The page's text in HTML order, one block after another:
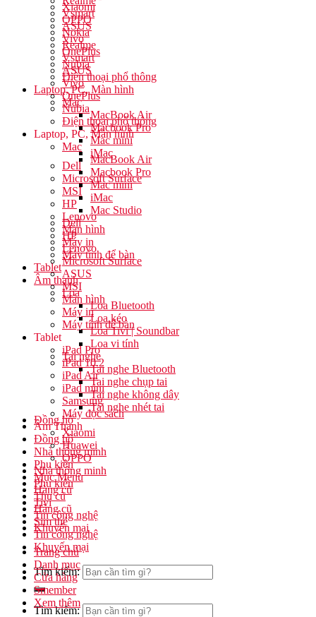
Vsmart
ASUS
Vivo
OnePlus
Nubia
Điện thoại phổ thông
Laptop, PC, Màn hình
Mac
MacBook Air
Macbook Pro
Mac mini
iMac
Dell
Microsoft Surface
MSI
HP
Lenovo
Màn hình
Máy in
Máy tính để bàn
Tablet
Âm thanh
Loa
Loa Bluetooth
Loa kéo
Loa Tivi | Soundbar
Loa vi tính
Tai nghe
Tai nghe Bluetooth
Tai nghe chụp tai
Tai nghe không dây
Tai nghe nhét tai
Đồng hồ
Xiaomi
Huawei
OPPO
Nhà thông minh
Phụ kiện
Thu cũ
Hàng cũ
Sim thẻ
Tin công nghệ
Khuyến mại
Tìm kiếm:
Tìm kiếm:
Xiaomi
OPPO
Nokia
Realme
Vsmart
ASUS
Vivo
OnePlus
Nubia
Điện thoại phổ thông
Laptop, PC, Màn hình
Mac
MacBook Air
Macbook Pro
Mac mini
iMac
Mac Studio
Dell
HP
Lenovo
Microsoft Surface
ASUS
MSI
Màn hình
Máy in
Máy tính để bàn
Tablet
iPad Pro
iPad 10.2
iPad Air
iPad mini
Samsung
Máy đọc sách
Âm Thanh
Đồng hồ
Nhà thông minh
Phụ kiện
Mục Menu
Hàng cũ
Tivi
Tin công nghệ
Khuyến mại
Trang chủ
Danh mục
Cửa hàng
Smember
Xem thêm